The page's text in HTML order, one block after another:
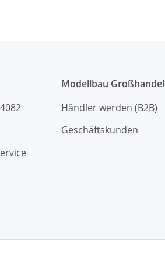
Modellbau Großhandel
Händler werden (B2B)
Geschäftskunden